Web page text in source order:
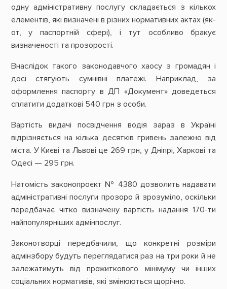
одну адміністративну послугу складається з кількох
елементів, які визначені в різних нормативних актах (як-
от, у паспортній сфері), і тут особливо бракує
визначеності та прозорості.
Внаслідок такого законодавчого хаосу з громадян і
досі стягують сумнівні платежі. Наприклад, за
оформлення паспорту в ДП «Документ» доведеться
сплатити додаткові 540 грн з особи.
Вартість видачі посвідчення водія зараз в Україні
відрізняється на кілька десятків гривень залежно від
міста. У Києві та Львові це 269 грн, у Дніпрі, Харкові та
Одесі — 295 грн.
Натомість законопроєкт № 4380 дозволить надавати
адміністративні послуги прозоро й зрозуміло, оскільки
передбачає чітко визначену вартість надання 170-ти
найпопулярніших адмінпослуг.
Законотворці передбачили, що конкретні розміри
адмінзбору будуть переглядатися раз на три роки й не
залежатимуть від прожиткового мінімуму чи інших
соціальних нормативів, які змінюються щорічно.